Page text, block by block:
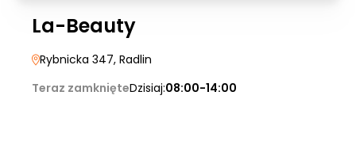
La-Beauty
Rybnicka 347, Radlin
Teraz zamknięteDzisiaj:08:00-14:00